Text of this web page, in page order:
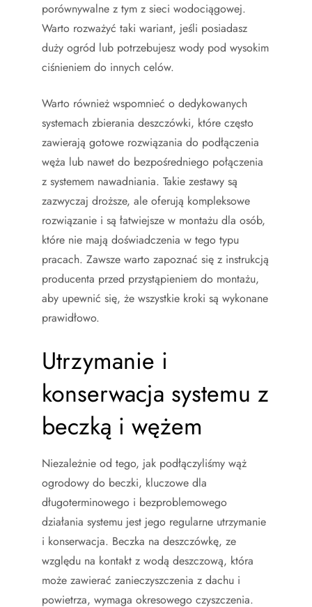
porównywalne z tym z sieci wodociągowej.
Warto rozważyć taki wariant, jeśli posiadasz
duży ogród lub potrzebujesz wody pod wysokim
ciśnieniem do innych celów.
Warto również wspomnieć o dedykowanych
systemach zbierania deszczówki, które często
zawierają gotowe rozwiązania do podłączenia
węża lub nawet do bezpośredniego połączenia
z systemem nawadniania. Takie zestawy są
zazwyczaj droższe, ale oferują kompleksowe
rozwiązanie i są łatwiejsze w montażu dla osób,
które nie mają doświadczenia w tego typu
pracach. Zawsze warto zapoznać się z instrukcją
producenta przed przystąpieniem do montażu,
aby upewnić się, że wszystkie kroki są wykonane
prawidłowo.
Utrzymanie i
konserwacja systemu z
beczką i wężem
Niezależnie od tego, jak podłączyliśmy wąż
ogrodowy do beczki, kluczowe dla
długoterminowego i bezproblemowego
działania systemu jest jego regularne utrzymanie
i konserwacja. Beczka na deszczówkę, ze
względu na kontakt z wodą deszczową, która
może zawierać zanieczyszczenia z dachu i
powietrza, wymaga okresowego czyszczenia.